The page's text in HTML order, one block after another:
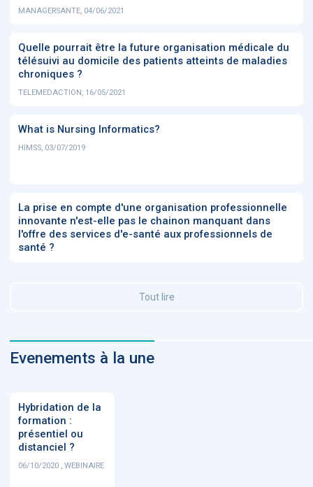
MANAGERSANTE, 04/06/2021
Quelle pourrait être la future organisation médicale du
télésuivi au domicile des patients atteints de maladies
chroniques ?
TELEMEDACTION, 16/05/2021
What is Nursing Informatics?
HIMSS, 03/07/2019
La prise en compte d'une organisation professionnelle
innovante n'est-elle pas le chainon manquant dans
l'offre des services d'e-santé aux professionnels de
santé ?
Tout lire
Evenements à la une
Hybridation de la
formation :
présentiel ou
distanciel ?
06/10/2020 , WEBINAIRE